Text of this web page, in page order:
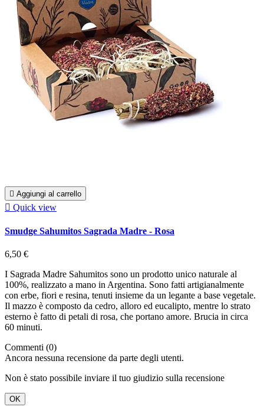
 Aggiungi al carrello
 Quick view
Smudge Sahumitos Sagrada Madre - Rosa
6,50 €
I Sagrada Madre Sahumitos sono un prodotto unico naturale al
100%, realizzato a mano in Argentina. Sono fatti artigianalmente
con erbe, fiori e resina, tenuti insieme da un legante a base vegetale.
Il mazzo è composto da cedro, alloro ed eucalipto, mentre lo strato
esterno è fatto di petali di rosa, che portano amore. Brucia in circa
60 minuti.
Commenti (0)
Ancora nessuna recensione da parte degli utenti.
Non è stato possibile inviare il tuo giudizio sulla recensione
OK